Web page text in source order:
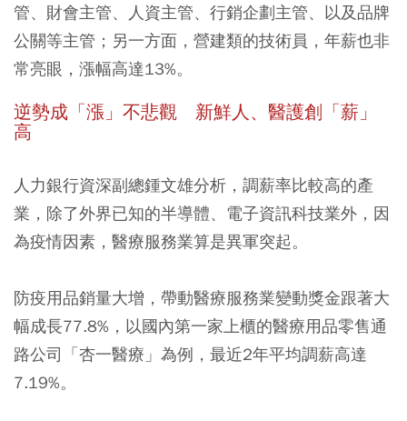
管、財會主管、人資主管、行銷企劃主管、以及品牌
公關等主管；另一方面， 營建類的技術員，年薪也非
常亮眼，漲幅高達13%。
逆勢成「漲」不悲觀 新鮮人、醫護創「薪」
高
人力銀行資深副總鍾文雄分析，調薪率比較高的產
業，除了外界已知的半導體、電子資訊科技業外，因
為疫情因素，醫療服務業算是異軍突起。
防疫用品銷量大增，帶動醫療服務業變動獎金跟著大
幅成長77.8% ，以國內第一家上櫃的醫療用品零售通
路公司「杏一醫療」為例，最近2年平均調薪高達
7.19%。